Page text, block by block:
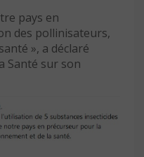
pays en
des pollinisateurs,
», a déclaré
Santé sur son